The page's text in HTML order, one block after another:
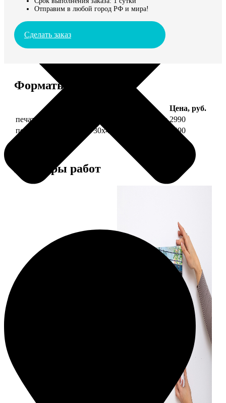
Отправим в любой город РФ и мира!
Сделать заказ
Форматы и цены
Цена, руб.
печать фото на холсте 30х40 на подрамнике 2990
печать фото на холсте 30х40 в раме
5490
Примеры работ